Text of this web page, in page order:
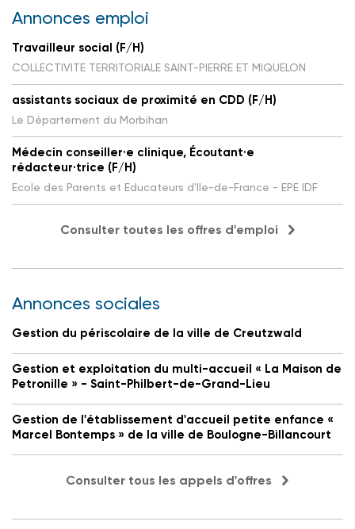
Annonces emploi
Travailleur social (F/H)
COLLECTIVITE TERRITORIALE SAINT-PIERRE ET MIQUELON
assistants sociaux de proximité en CDD (F/H)
Le Département du Morbihan
Médecin conseiller·e clinique, Écoutant·e
rédacteur·trice (F/H)
Ecole des Parents et Educateurs d'Ile-de-France - EPE IDF
Consulter toutes les offres d'emploi
Annonces sociales
Gestion du périscolaire de la ville de Creutzwald
Gestion et exploitation du multi-accueil « La Maison de
Petronille » - Saint-Philbert-de-Grand-Lieu
Gestion de l'établissement d'accueil petite enfance «
Marcel Bontemps » de la ville de Boulogne-Billancourt
Consulter tous les appels d'offres